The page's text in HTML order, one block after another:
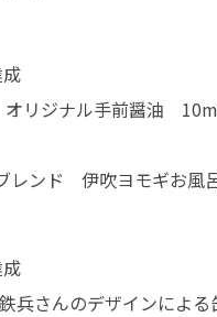
成
リジナル手前醤油　
レンド　伊吹ヨモギお風
成
兵さんのデザインによる